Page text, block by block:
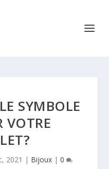
SYMBOLE
VOTRE
2021 | Bijoux| 0